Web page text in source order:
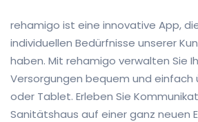
rehamigo ist eine innovative App,
individuellen Bedürfnisse unserer
haben. Mit rehamigo verwalten Sie
Versorgungen bequem und einfach
oder Tablet. Erleben Sie
Sanitätshaus auf einer ganz neuen